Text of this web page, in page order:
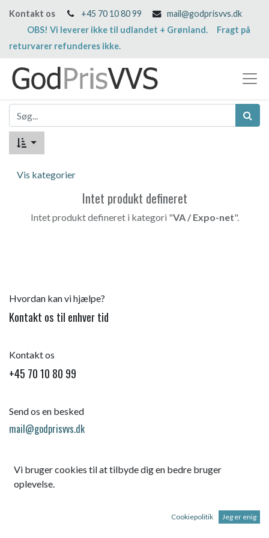
Kontakt os +45 70 10 80 99
mail@godprisvvs.dk
OBS! Vi leverer ikke til udlandet + Grønland. Fragt på
returvarer refunderes ikke.
Vis kategorier
Intet produkt defineret
Intet produkt defineret i kategori "VA / Expo-net".
Hvordan kan vi hjælpe?
Kontakt os til enhver tid
Kontakt os
+45 70 10 80 99
Send os en besked
mail@godprisvvs.dk
Startside
Vi bruger cookies til at tilbyde dig en bedre bruger
oplevelse.
Cookiepolitik Jeg er enig